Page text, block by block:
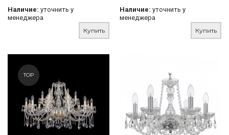
Наличие: уточнить у
менеджера
Купить
Наличие: уточнить у
менеджера
Купить
TOP